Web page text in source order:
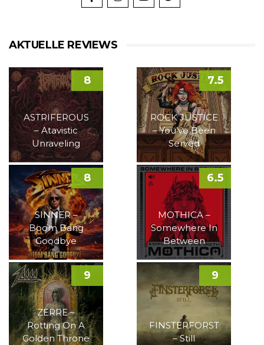
AKTUELLE REVIEWS
ASTRIFEROUS
– Atavistic
Unraveling
8
ROCK JUSTICE
– You’ve Been
Served
7.5
SINNER –
Boom Bang
Goodbye
8
MOTHICA –
Somewhere In
Between
6.5
ZERRE –
Rotting On A
Golden Throne
9
FINSTERFORST
– Still
9